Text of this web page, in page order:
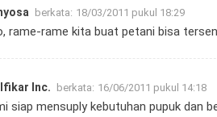
berkata: 18/03/2011 pukul 18:29
rame-rame kita buat petani bisa
Inc. berkata: 16/06/2011 pukul 14:18
siap mensuply kebutuhan pupuk dan